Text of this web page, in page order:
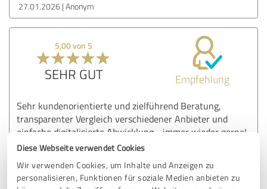
Diese Webseite verwendet Cookies
Wir verwenden Cookies, um Inhalte und Anzeigen zu
personalisieren, Funktionen für soziale Medien anbieten zu
27.01.2026 Anonym
5,00 von 5
SEHR GUT Empfehlung
Sehr kundenorientierte und zielführend Beratung,
transparenter Vergleich verschiedener Anbieter und
einfache digitalisierte Abwicklung - immer wieder gerne!
Erfahrungsbericht & Bewertung zu:
appel insurance brokers gmbh 2025